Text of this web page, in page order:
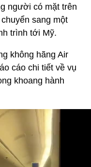
người có mặt trên
sang một
trình tới Mỹ.
không hãng Air
cáo chi tiết về vụ
khoang hành